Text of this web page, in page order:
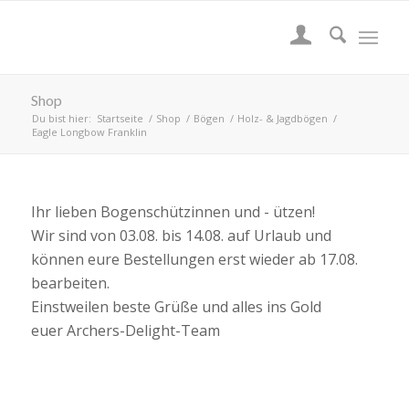
Shop
Du bist hier: Startseite / Shop / Bögen / Holz- & Jagdbögen /
Eagle Longbow Franklin
Ihr lieben Bogenschützinnen und - ützen!
Wir sind von 03.08. bis 14.08. auf Urlaub und
können eure Bestellungen erst wieder ab 17.08.
bearbeiten.
Einstweilen beste Grüße und alles ins Gold
euer Archers-Delight-Team